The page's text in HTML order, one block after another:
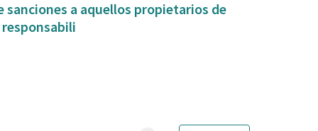
sanciones a aquellos propietarios de
responsabili